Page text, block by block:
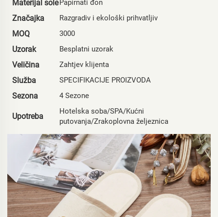
Materijal sole Papirnati đon
Značajka Razgradiv i ekološki prihvatljiv
MOQ 3000
Uzorak Besplatni uzorak
Veličina Zahtjev klijenta
Služba SPECIFIKACIJE PROIZVODA
Sezona 4 Sezone
Upotreba
Hotelska soba/SPA/Kućni
putovanja/Zrakoplovna željeznica